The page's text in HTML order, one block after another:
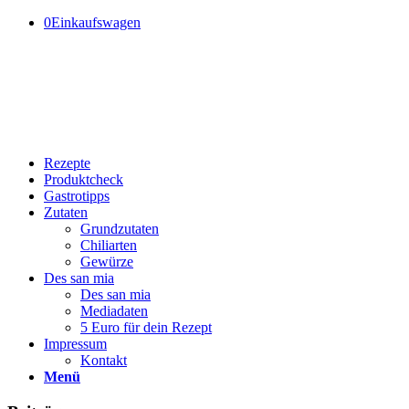
0Einkaufswagen
Rezepte
Produktcheck
Gastrotipps
Zutaten
Grundzutaten
Chiliarten
Gewürze
Des san mia
Des san mia
Mediadaten
5 Euro für dein Rezept
Impressum
Kontakt
Menü